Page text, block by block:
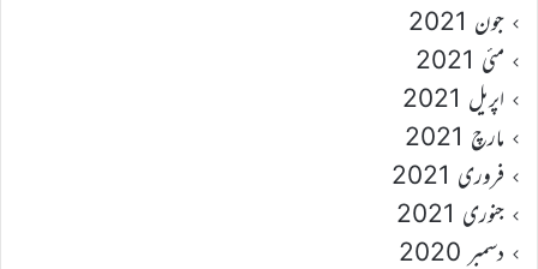
جون 2021
مئی 2021
اپریل 2021
مارچ 2021
فروری 2021
جنوری 2021
دسمبر 2020